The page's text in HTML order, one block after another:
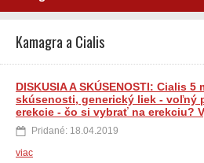
Kamagra a Cialis
DISKUSIA A SKÚSENOSTI: Cialis 5
skúsenosti, generický liek - voľný
erekcie - čo si vybrať na erekciu?
Pridané: 18.04.2019
viac